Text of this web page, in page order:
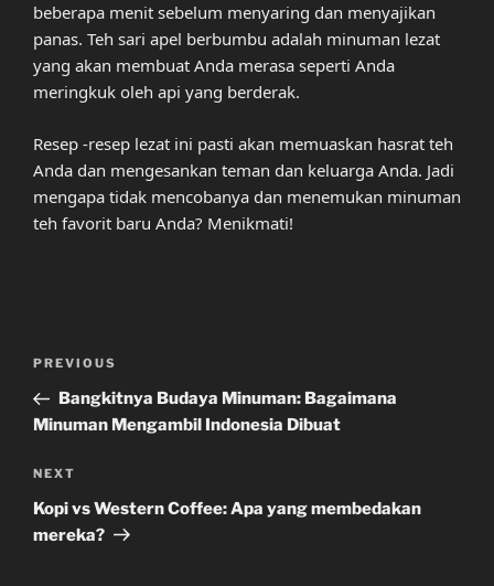
beberapa menit sebelum menyaring dan menyajikan
panas. Teh sari apel berbumbu adalah minuman lezat
yang akan membuat Anda merasa seperti Anda
meringkuk oleh api yang berderak.
Resep -resep lezat ini pasti akan memuaskan hasrat teh
Anda dan mengesankan teman dan keluarga Anda. Jadi
mengapa tidak mencobanya dan menemukan minuman
teh favorit baru Anda? Menikmati!
Previous
Post
PREVIOUS
Bangkitnya Budaya Minuman: Bagaimana
Minuman Mengambil Indonesia Dibuat
Next
Post
NEXT
Kopi vs Western Coffee: Apa yang membedakan
mereka?